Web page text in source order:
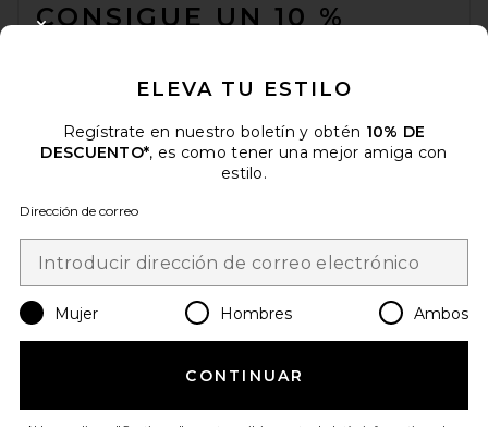
CONSIGUE UN 10 %
Cuando se suscribe a nuestro boletín enviando su correo
privacidad
Change Country Regions
es USD
ELEVA TU ESTILO
Regístrate en nuestro boletín y obtén 10% DE
DESCUENTO*, es como tener una mejor amiga con
estilo.
Dirección de correo
Mujer Hombres Ambos
CONTINUAR